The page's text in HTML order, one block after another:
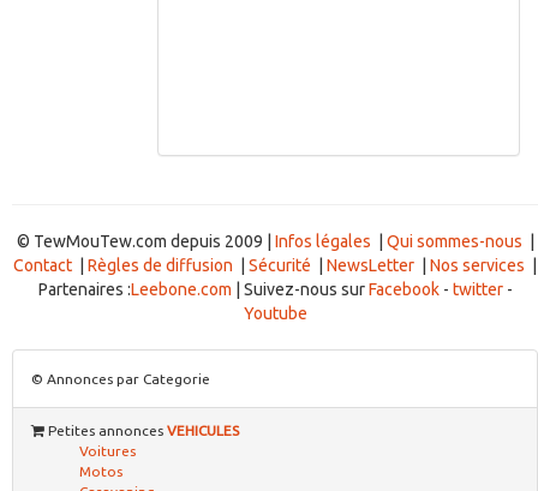
© TewMouTew.com depuis 2009 | Infos légales Qui sommes-nous
Contact
Règles de diffusion Sécurité NewsLetter Nos services
Partenaires :Leebone.com | Suivez-nous surFacebook- twitter-
Youtube
© Annonces par Categorie
Petites annonces VEHICULES
Voitures
Motos